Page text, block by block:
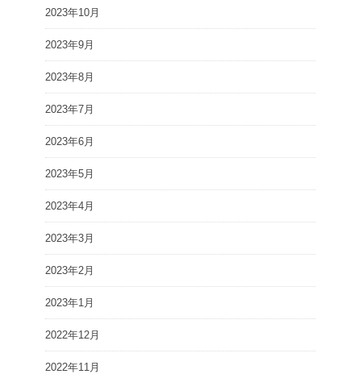
2023年10月
2023年9月
2023年8月
2023年7月
2023年6月
2023年5月
2023年4月
2023年3月
2023年2月
2023年1月
2022年12月
2022年11月